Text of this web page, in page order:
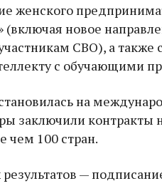
женского
(включая новое
СВО), а также
с обучающими
на
заключили контракты
чем 100 стран.
—